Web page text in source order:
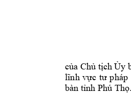
của Chủ tịch Ủy
lĩnh vực tư pháp
bàn tỉnh Phú Thọ.